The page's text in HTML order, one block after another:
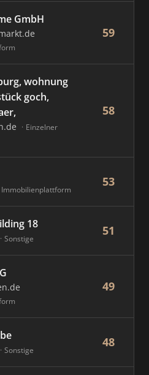
GmbH
59
wohnung
goch,
Einzelner
58
Immobilienplattform
53
18
Sonstige
51
49
Sonstige
48